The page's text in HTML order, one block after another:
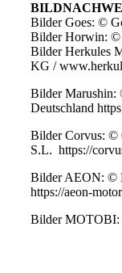
Bilder Goes: ©
Bilder Horwin: ©
Bilder Herkules
KG /
Bilder Marushin:
Deutschland
Bilder Corvus:
S.L. https://
Bilder AEON: ©
https://aeon-
Bilder MOTOBI: